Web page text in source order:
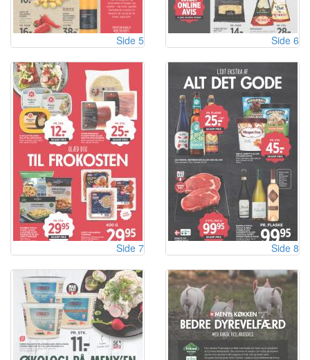
Side 5 Side 6
Side 7 Side 8